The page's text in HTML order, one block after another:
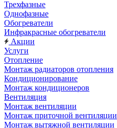
Трехфазные
Однофазные
Обогреватели
Инфракрасные обогреватели
Акции
Услуги
Отопление
Монтаж радиаторов отопления
Кондиционирование
Монтаж кондиционеров
Вентиляция
Монтаж вентиляции
Монтаж приточной вентиляции
Монтаж вытяжной вентиляции